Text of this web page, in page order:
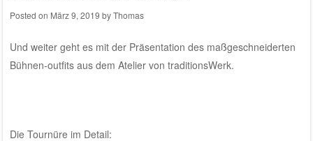
Posted on März 9, 2019 byThomas
Und weiter geht es mit der Präsentation des maßgeschneiderten
Bühnen-outfits aus dem Atelier von traditionsWerk.
Die Tournüre im Detail: